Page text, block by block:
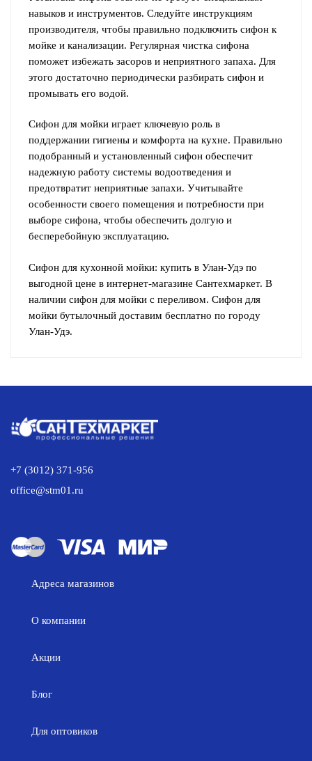
навыков и инструментов. Следуйте инструкциям
производителя, чтобы правильно подключить сифон к
мойке и канализации. Регулярная чистка сифона
поможет избежать засоров и неприятного запаха. Для
этого достаточно периодически разбирать сифон и
промывать его водой.
Сифон для мойки играет ключевую роль в
поддержании гигиены и комфорта на кухне. Правильно
подобранный и установленный сифон обеспечит
надежную работу системы водоотведения и
предотвратит неприятные запахи. Учитывайте
особенности своего помещения и потребности при
выборе сифона, чтобы обеспечить долгую и
бесперебойную эксплуатацию.
Сифон для кухонной мойки: купить в Улан-Удэ по
выгодной цене в интернет-магазине Сантехмаркет. В
наличии сифон для мойки с переливом. Сифон для
мойки бутылочный доставим бесплатно по городу
Улан-Удэ.
+7 (3012) 371-956
office@stm01.ru
Адреса магазинов
О компании
Акции
Блог
Для оптовиков